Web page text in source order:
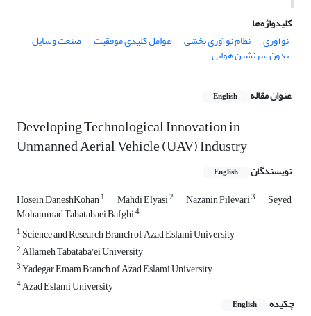
کلیدواژه‌ها
نوآوری
نظام نوآوری بخشی عوامل کلیدی موفقیت صنعت وسایل
بدون سرنشین هوایی
عنوان مقاله English
Developing Technological Innovation in
Unmanned Aerial Vehicle (UAV) Industry
نویسندگان English
Hosein DaneshKohan1 Mahdi Elyasi2 Nazanin Pilevari3 Seyed
Mohammad Tabatabaei Bafghi4
1 Science and Research Branch of Azad Eslami University
2Allameh Tabataba’ei University
3Yadegar Emam Branch of Azad Eslami University
4Azad Eslami University
چکیده
English